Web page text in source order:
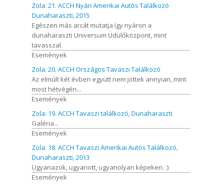
Zola: 21. ACCH Nyári Amerikai Autós Találkozó
Dunaharaszti, 2015
Egészen más arcát mutatja így nyáron a
dunaharaszti Universum Üdülőközpont, mint
tavasszal.
Események
Zola: 20. ACCH Országos Tavaszi Találkozó
Az elmúlt két évben együtt nem jöttek annyian, mint
most hétvégén...
Események
Zola: 19. ACCH Tavaszi találkozó, Dunaharaszti
Galéria...
Események
Zola: 18. ACCH Tavaszi Amerikai Autós Találkozó,
Dunaharaszti, 2013
Ugyanazok, ugyanott, ugyanolyan képeken. :)
Események